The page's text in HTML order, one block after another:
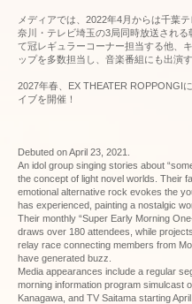
メディアでは、2022年4月からは千葉
奈川・テレビ埼玉の3局同時放送される
て冠レギュラーコーナー担当する他、
ップを多数担当し、音楽番組にも出演す
2027年春、EX THEATER ROPPONGI
イブを開催！
Debuted on April 23, 2021.
An idol group singing stories about
the concept of light novel worlds. Their
emotional alternative rock evokes the
has experienced, painting a nostalgic
Their monthly “Super Early Morning
draws over 180 attendees, while
relay race connecting members from
have generated buzz.
Media appearances include a regular
morning information program simulcast
Kanagawa, and TV Saitama starting